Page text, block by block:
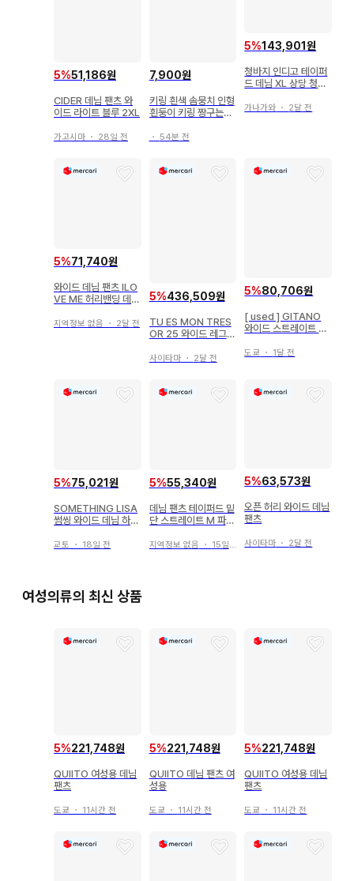
5%51,186원
CIDER 데님 팬츠 와
이드 라이트 블루 2XL
가고시마 ・ 28일 전
7,900원
키링 흰색 솜뭉치 인형
흰둥이 키링 짱구는못
・ 54분 전
5%143,901원
청바지 인디고 테이퍼
드 데님 XL 상당 청바
의류
가나가와 ・ 2달 전
5%71,740원
와이드 데님 팬츠 ILO
VE ME 허리밴딩 데님
지역정보 없음 ・ 2달 전
5%436,509원
TU ES MON TRES
OR 25 와이드 레그
사이타마・ 2달 전
5%80,706원
[ used ] GITANO
와이드 스트레이트 데
도쿄 ・ 1달 전
5%75,021원
SOMETHING LISA
썸씽 와이드 데님 하이
교토 ・ 18일 전
5%55,340원
데님 팬츠 테이퍼드 밑
단 스트레이트 M 파랑
지역정보 없음 ・ 15일 전
5%63,573원
오픈 허리 와이드 데님
팬츠
사이타마 ・ 2달 전
여성의류의 최신 상품
5%221,748원
QUIITO 여성용 데님
팬츠
도쿄 ・ 11시간 전
5%221,748원
QUIITO 데님 팬츠 여
성용
도쿄 ・ 11시간 전
5%221,748원
QUIITO 여성용 데님
팬츠
도쿄 ・ 11시간 전